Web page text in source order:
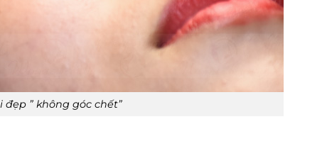
” không góc chết”